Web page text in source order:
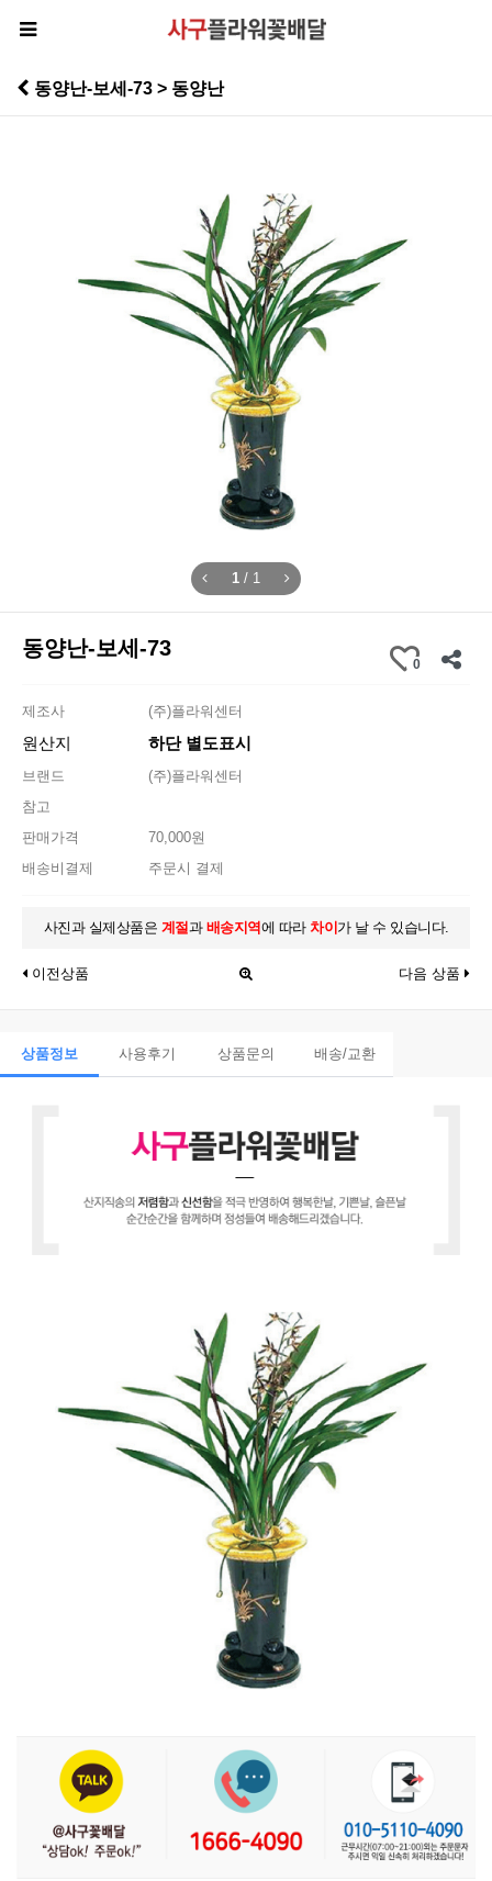
동양난-보세-73 > 동양난
1 / 1
동양난-보세-73
0
제조사 (주)플라워센터
원산지 하단 별도표시
브랜드
(주)플라워센터
참고
판매가격
70,000원
배송비결제
주문시 결제
사진과 실제상품은 계절과 배송지역에 따라 차이 가 날 수 있습니다.
이전상품 다음 상품
상품정보 사용후기 상품문의 배송/교환